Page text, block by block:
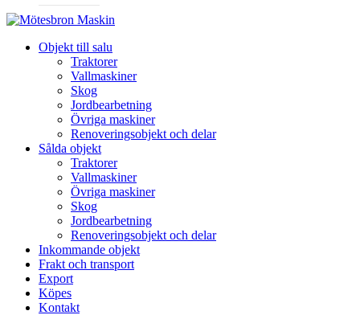
Objekt till salu
Traktorer
Vallmaskiner
Skog
Jordbearbetning
Övriga maskiner
Renoveringsobjekt och delar
Sålda objekt
Traktorer
Vallmaskiner
Övriga maskiner
Skog
Jordbearbetning
Renoveringsobjekt och delar
Inkommande objekt
Frakt och transport
Export
Köpes
Kontakt